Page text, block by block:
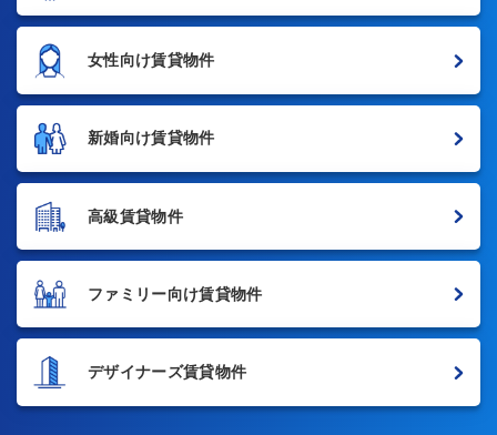
女性向け賃貸物件
新婚向け賃貸物件
高級賃貸物件
ファミリー向け賃貸物件
デザイナーズ賃貸物件